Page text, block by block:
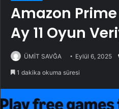
Amazon
Ay 11 Oyun
ÜMİT SAVĞA Eylül 6, 2025
1 dakika okuma süresi